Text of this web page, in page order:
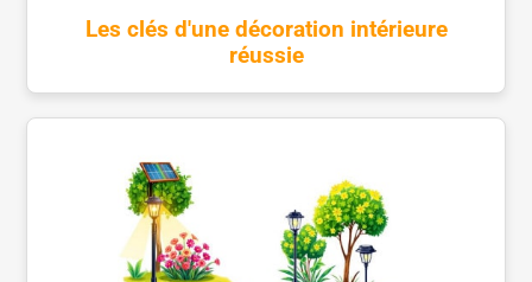
Les clés d'une décoration intérieure
réussie